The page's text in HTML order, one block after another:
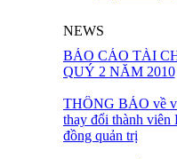
NEWS
BÁO CÁO TÀI
QUÝ 2 NĂM 2010
THÔNG BÁO về
thay đổi thành viên
đồng quản trị